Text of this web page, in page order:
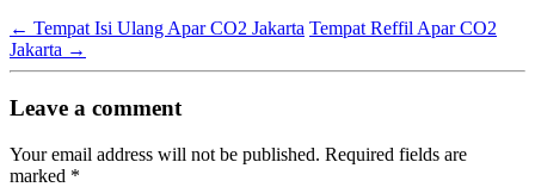
← Tempat Isi Ulang Apar CO2 Jakarta Tempat Reffil Apar CO2
Jakarta →
Leave a comment
Your email address will not be published. Required fields are
marked *